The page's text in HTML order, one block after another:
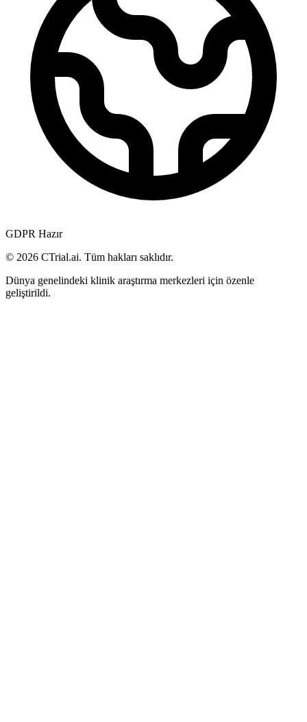
GDPR Hazır
© 2026 CTrial.ai. Tüm hakları saklıdır.
Dünya genelindeki klinik araştırma merkezleri için özenle
geliştirildi.